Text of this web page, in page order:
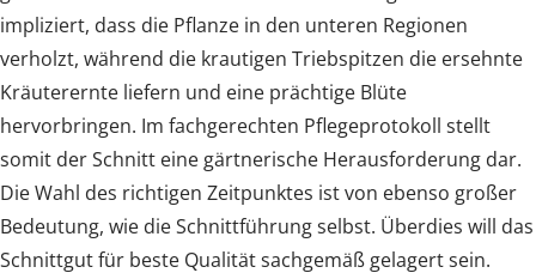
impliziert, dass die Pflanze in den unteren Regionen
verholzt, während die krautigen Triebspitzen die ersehnte
Kräuterernte liefern und eine prächtige Blüte
hervorbringen. Im fachgerechten Pflegeprotokoll stellt
somit der Schnitt eine gärtnerische Herausforderung dar.
Die Wahl des richtigen Zeitpunktes ist von ebenso großer
Bedeutung, wie die Schnittführung selbst. Überdies will das
Schnittgut für beste Qualität sachgemäß gelagert sein.